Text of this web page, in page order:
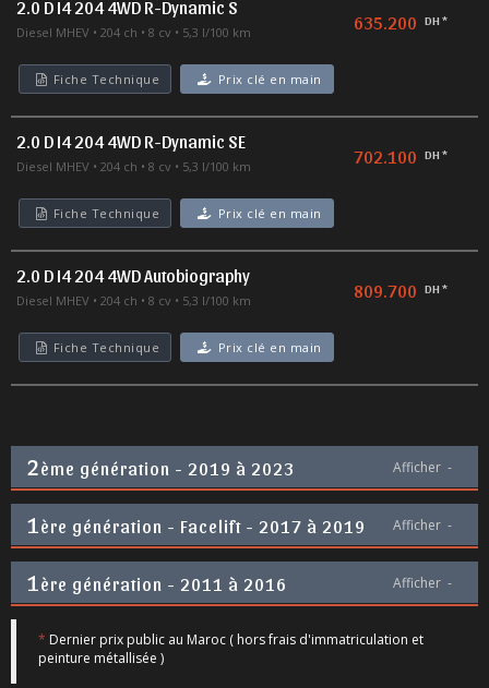
2.0 D I4 204 4WD R-Dynamic S
Diesel MHEV 204 ch 8 cv 5,3 l/100 km 635.200 DH *
Fiche Technique Prix clé en main
2.0 D I4 204 4WD R-Dynamic SE
Diesel MHEV 204 ch 8 cv 5,3 l/100 km 702.100 DH *
Fiche Technique Prix clé en main
2.0 D I4 204 4WD Autobiography
Diesel MHEV 204 ch 8 cv 5,3 l/100 km 809.700 DH *
Fiche Technique Prix clé en main
2ème génération - 2019 à 2023 Afficher -
1ère génération - Facelift - 2017 à 2019 Afficher -
1ère génération - 2011 à 2016 Afficher -
* Dernier prix public au Maroc ( hors frais d'immatriculation et
peinture métallisée )